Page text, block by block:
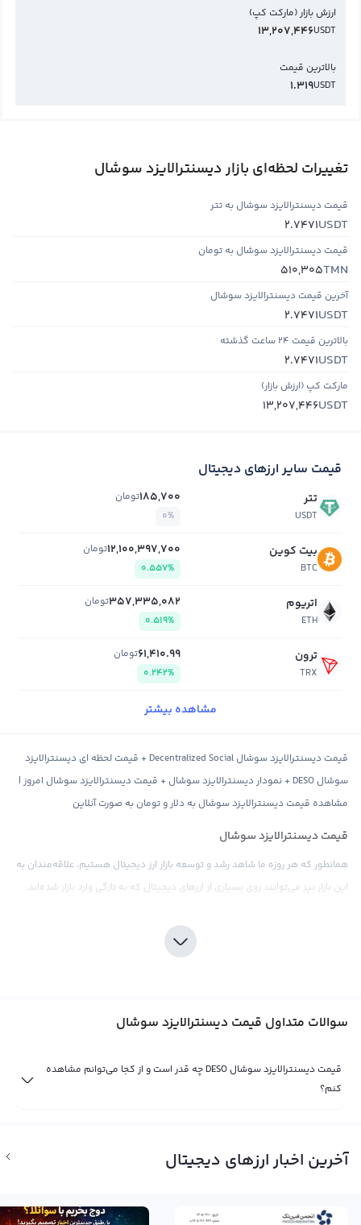
ارزش بازار (مارکت کپ)
USDT
13,207,446
بالاترین قیمت
USDT
1.319
تغییرات لحظه‌ای بازار دیسنترالایزد سوشال
قیمت دیسنترالایزد سوشال به تتر
USDT
2.7471
قیمت دیسنترالایزد سوشال به تومان
TMN
510,305
آخرین قیمت دیسنترالایزد سوشال
USDT
2.7471
بالاترین قیمت ۲۴ ساعت گذشته
USDT
2.7471
مارکت کپ (ارزش بازار)
USDT
13,207,446
قیمت سایر ارزهای دیجیتال
تتر
USDT
185,700تومان
0%
بیت کوین
BTC
12,100,397,700تومان
0.557%
اتریوم
ETH
357,335,082تومان
0.519%
ترون
TRX
61,410.99تومان
0.242%
مشاهده بیشتر
قیمت دیسنترالایزد سوشال Decentralized Social + قیمت لحظه ای دیسنترالایزد
سوشال DESO + نمودار دیسنترالایزد سوشال + قیمت دیسنترالایزد سوشال امروز |
مشاهده قیمت دیسنترالایزد سوشال به دلار و تومان به صورت آنلاین
قیمت دیسنترالایزد سوشال
همانطور که هر روزه ما شاهد رشد و توسعه بازار ارز دیجیتال هستیم، علاقه‌مندان به
این بازار نیز می‌توانند روی بسیاری از ارزهای دیجیتال که به تازگی وارد بازار شده‌اند،
دسنترالایزد یا غیرمتمرکز توسط تیمی از توسعه‌دهندگان به وجود آمده و از سبک
اجتماعی و ارتباطی برای ارزش‌دهی و برقراری تراکنش‌ها استفاده می‌کند. سازندگان آن
نظیر انتقال پول بپردازند.
طبق آمارها، دولت‌ها و بانک‌های مرکزی به تدریج قدرت خودرا در زمینه مالی و
استبداد ارزیگردانی بوده و تمامی اخبار و رویدادهای اقتصادی و اجتماعی باعث تغییر
اقتصادی و سیاسی، نسبت به ارزهای دیگر از جمله بیت کوین، حال و هوای بسیار
سوالات متداول قیمت دیسنترالایزد سوشال
قیمت دیسنترالایزد سوشال DESO چه قدر است و از کجا می‌توانم مشاهده
کنم؟
آخرین اخبار ارزهای دیجیتال